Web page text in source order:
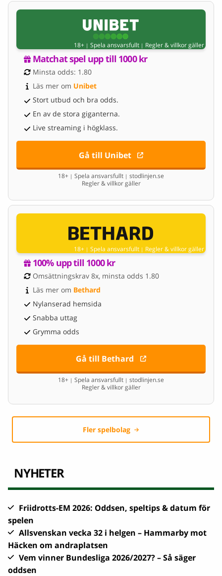
18+ | Spela ansvarsfullt | Regler & villkor gäller
Matchat spel upp till 1000 kr
Minsta odds: 1.80
Läs mer om Unibet
Stort utbud och bra odds.
En av de stora giganterna.
Live streaming i högklass.
Gå till Unibet
18+ | Spela ansvarsfullt | stodlinjen.se
Regler & villkor gäller
18+ | Spela ansvarsfullt | Regler & villkor gäller
100% upp till 1000 kr
Omsättningskrav 8x, minsta odds 1.80
Läs mer om Bethard
Nylanserad hemsida
Snabba uttag
Grymma odds
Gå till Bethard
18+ | Spela ansvarsfullt | stodlinjen.se
Regler & villkor gäller
Fler spelbolag
NYHETER
Friidrotts-EM 2026: Oddsen, speltips & datum för
spelen
Allsvenskan vecka 32 i helgen – Hammarby mot
Häcken om andraplatsen
Vem vinner Bundesliga 2026/2027? – Så säger
oddsen